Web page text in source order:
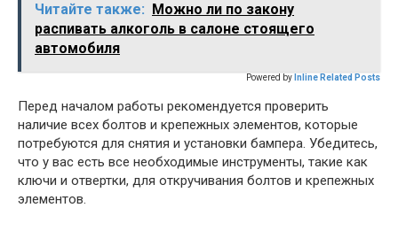
Читайте также: Можно ли по закону
распивать алкоголь в салоне стоящего
автомобиля
Powered by Inline Related Posts
Перед началом работы рекомендуется проверить
наличие всех болтов и крепежных элементов, которые
потребуются для снятия и установки бампера. Убедитесь,
что у вас есть все необходимые инструменты, такие как
ключи и отвертки, для откручивания болтов и крепежных
элементов.